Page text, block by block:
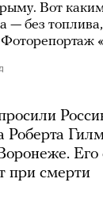
Вот
— без
Роберта
Его
при смерти